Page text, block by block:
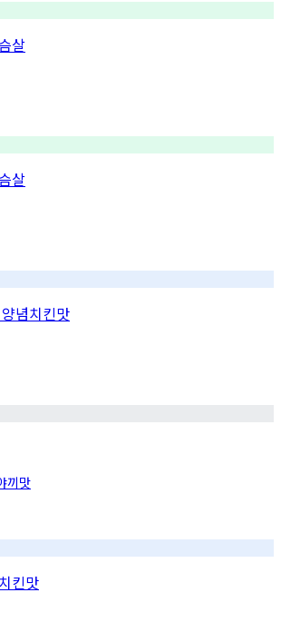
살
살
념치킨맛
끼맛
킨맛